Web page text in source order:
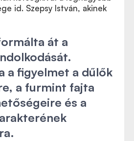
id. Szepsy István, akinek
át a
a figyelmet a dűlők
a furmint fajta
és a